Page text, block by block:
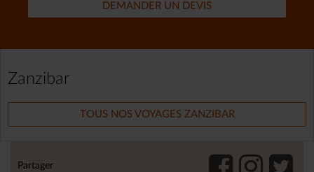
DEMANDER UN DEVIS
Zanzibar
TOUS NOS VOYAGES ZANZIBAR
Partager